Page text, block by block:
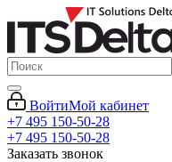
ВойтиМой кабинет
+7 495 150-50-28
+7 495 150-50-28
Заказать звонок